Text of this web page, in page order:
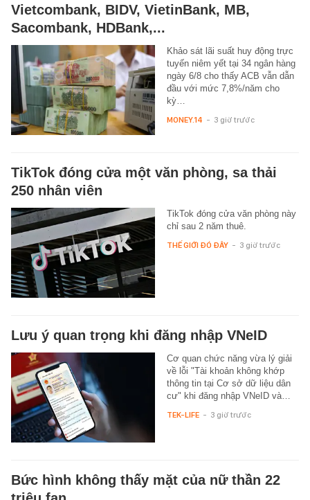
Vietcombank, BIDV, VietinBank, MB,
Sacombank, HDBank,...
Khảo sát lãi suất huy động trực
tuyến niêm yết tại 34 ngân hàng
ngày 6/8 cho thấy ACB vẫn dẫn
đầu với mức 7,8%/năm cho
kỳ…
MONEY.14 - 3 giờ trước
TikTok đóng cửa một văn phòng, sa thải
250 nhân viên
TikTok đóng cửa văn phòng này
chỉ sau 2 năm thuê.
THẾ GIỚI ĐÓ ĐÂY - 3 giờ trước
Lưu ý quan trọng khi đăng nhập VNeID
Cơ quan chức năng vừa lý giải
về lỗi "Tài khoản không khớp
thông tin tại Cơ sở dữ liệu dân
cư" khi đăng nhập VNeID và…
TEK-LIFE - 3 giờ trước
Bức hình không thấy mặt của nữ thần 22